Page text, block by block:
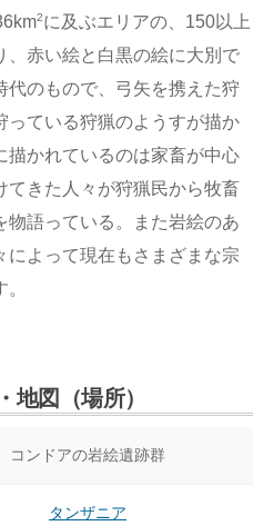
2に及ぶエリアの、150以上
、赤い絵と白黒の絵に大別で
代のもので、弓矢を携えた狩
っている狩猟のようすが描か
描かれているのは家畜が中心
てきた人々が狩猟民から牧畜
物語っている。また岩絵のあ
によって現在もさまざまな宗
地図（場所）
コンドアの岩絵遺跡群
タンザニア